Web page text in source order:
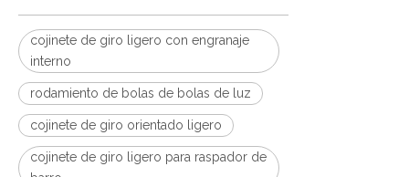
cojinete de giro ligero con engranaje
interno
rodamiento de bolas de bolas de luz
cojinete de giro orientado ligero
cojinete de giro ligero para raspador de